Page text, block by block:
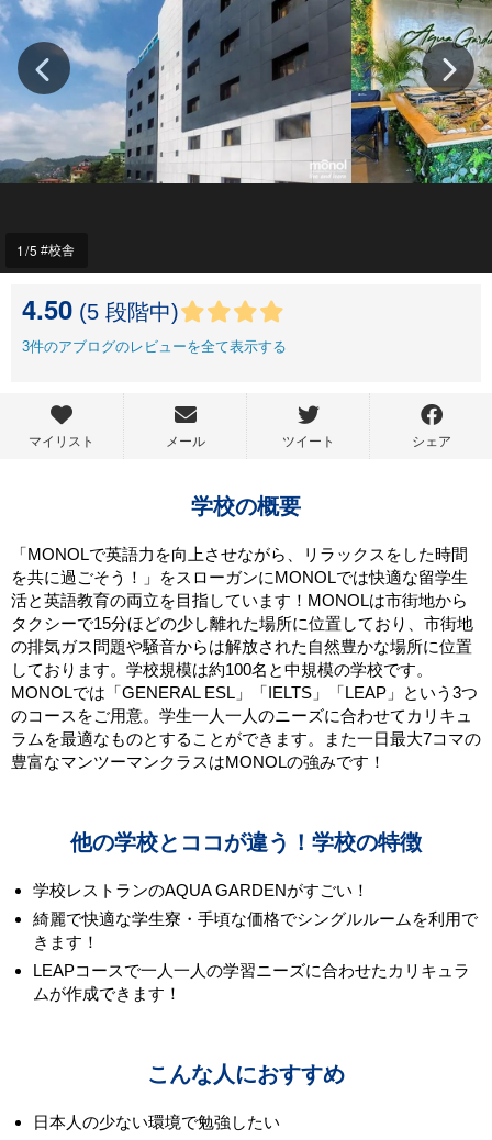
1/5 校舎
4.50 (5 段階中)
3件のアブログのレビューを全て表示する
マイリスト メール ツイート シェア
学校の概要
「MONOLで英語力を向上させながら、リラックスをした時間
を共に過ごそう！」をスローガンにMONOLでは快適な留学生
活と英語教育の両立を目指しています！MONOLは市街地から
タクシーで15分ほどの少し離れた場所に位置しており、市街地
の排気ガス問題や騒音からは解放された自然豊かな場所に位置
しております。学校規模は約100名と中規模の学校です。
MONOLでは「GENERAL ESL」「IELTS」「LEAP」という3つ
のコースをご用意。学生一人一人のニーズに合わせてカリキュ
ラムを最適なものとすることができます。また一日最大7コマの
豊富なマンツーマンクラスはMONOLの強みです！
他の学校とココが違う！学校の特徴
学校レストランのAQUA GARDENがすごい！
綺麗で快適な学生寮・手頃な価格でシングルルームを利用で
きます！
LEAPコースで一人一人の学習ニーズに合わせたカリキュラ
ムが作成できます！
こんな人におすすめ
日本人の少ない環境で勉強したい